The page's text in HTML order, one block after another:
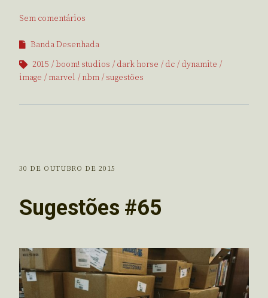
Sem comentários
Banda Desenhada
2015
boom! studios dark horse dc
dynamite
image
marvel nbm sugestões
30 DE OUTUBRO DE 2015
Sugestões #65